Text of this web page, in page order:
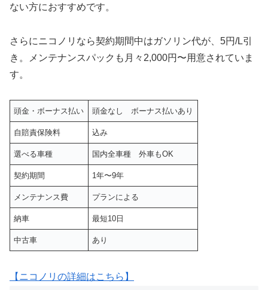
ない方におすすめです。
さらにニコノリなら契約期間中はガソリン代が、5円/L引
き。メンテナンスパックも月々2,000円〜用意されていま
す。
頭金・ボーナス払い 頭金なし ボーナス払いあり
自賠責保険料 込み
選べる車種 国内全車種 外車もOK
契約期間 1年〜9年
メンテナンス費 プランによる
納車 最短10日
中古車 あり
【ニコノリの詳細はこちら】